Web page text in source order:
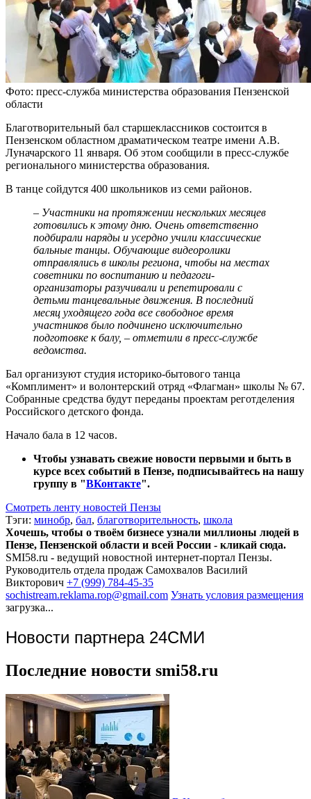
Фото: пресс-служба министерства образования Пензенской
области
Благотворительный бал старшеклассников состоится в
Пензенском областном драматическом театре имени А.В.
Луначарского 11 января. Об этом сообщили в пресс-службе
регионального министерства образования.
В танце сойдутся 400 школьников из семи районов.
– Участники на протяжении нескольких месяцев
готовились к этому дню. Очень ответственно
подбирали наряды и усердно учили классические
бальные танцы. Обучающие видеоролики
отправлялись в школы региона, чтобы на местах
советники по воспитанию и педагоги-
организаторы разучивали и репетировали с
детьми танцевальные движения. В последний
месяц уходящего года все свободное время
участников было подчинено исключительно
подготовке к балу, – отметили в пресс-службе
ведомства.
Бал организуют студия историко-бытового танца
«Комплимент» и волонтерский отряд «Флагман» школы № 67.
Собранные средства будут переданы проектам реготделения
Российского детского фонда.
Начало бала в 12 часов.
Чтобы узнавать свежие новости первыми и быть в
курсе всех событий в Пензе, подписывайтесь на нашу
группу в "ВКонтакте".
Смотреть ленту новостей Пензы
Тэги: минобр, бал, благотворительность, школа
Хочешь, чтобы о твоём бизнесе узнали миллионы людей в
Пензе, Пензенской области и всей России - кликай сюда.
SMI58.ru - ведущий новостной интернет-портал Пензы.
Руководитель отдела продаж Самохвалов Василий
Викторович +7 (999) 784-45-35
sochistream.reklama.rop@gmail.com Узнать условия размещения
загрузка...
Новости партнера 24СМИ
Последние новости smi58.ru